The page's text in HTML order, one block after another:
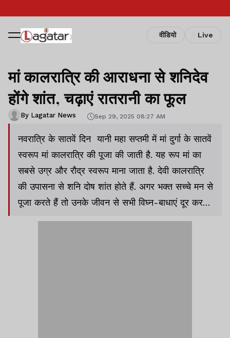
वीडियो Live
मां कालरात्रि की आराधना से शनिदेव
होंगे शांत, चढ़ाएं रातरानी का फूल
By Lagatar News Sep 29, 2025 08:27 AM
नवरात्रि के सातवें दिन यानी महा सप्तमी में मां दुर्गा के सातवें
स्वरूप मां कालरात्रि की पूजा की जाती है. यह रूप मां का
सबसे उग्र और रौद्र स्वरूप माना जाता है. देवी कालरात्रि
की उपासना से शनि दोष शांत होते हैं. अगर भक्त सच्चे मन से
पूजा करते हैं तो उनके जीवन से सभी विघ्न-बाधाएं दूर कर